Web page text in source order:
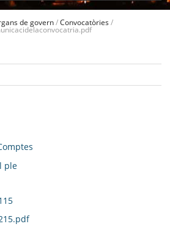
de govern/Convocatòries/
ple